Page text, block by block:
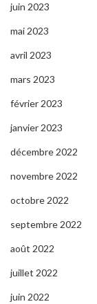
juin 2023
mai 2023
avril 2023
mars 2023
février 2023
janvier 2023
décembre 2022
novembre 2022
octobre 2022
septembre 2022
août 2022
juillet 2022
juin 2022